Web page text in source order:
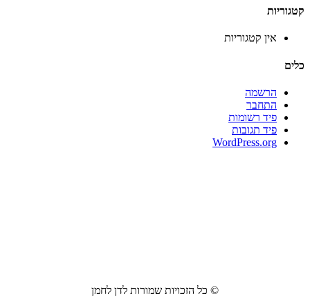
קטגוריות
אין קטגוריות
כלים
הרשמה
התחבר
פיד רשומות
פיד תגובות
WordPress.org
© כל הזכויות שמורות לדן לחמן